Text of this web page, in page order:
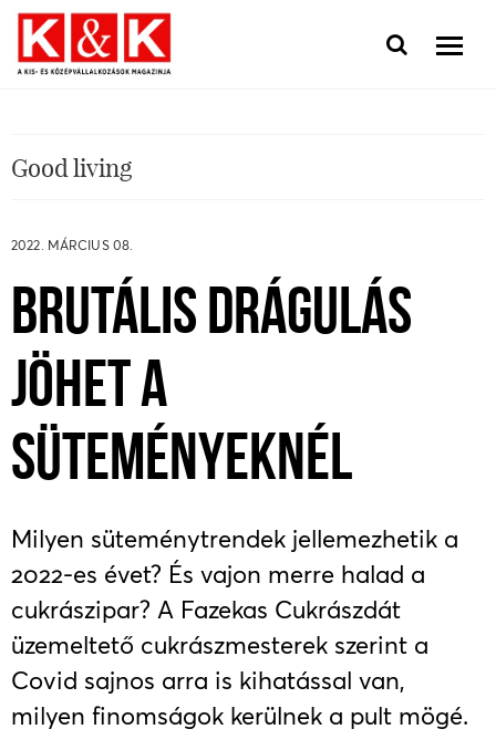
Good living
2022. MÁRCIUS 08.
BRUTÁLIS DRÁGULÁS
JÖHET A
SÜTEMÉNYEKNÉL
Milyen süteménytrendek jellemezhetik a
2022-es évet? És vajon merre halad a
cukrászipar? A Fazekas Cukrászdát
üzemeltető cukrászmesterek szerint a
Covid sajnos arra is kihatással van,
milyen finomságok kerülnek a pult mögé.